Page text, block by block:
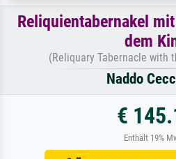
Reliquientabernakel
dem
(Reliquary Tabernacle with
Naddo
€
Enthält 19%